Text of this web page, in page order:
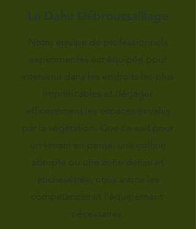
Le Dahu Débroussaillage
Notre équipe de professionnels
expérimentés est équipée pour
intervenir dans les endroits les plus
impraticables et dégager
efficacement les espaces envahis
par la végétation. Que ce soit pour
un terrain en pente, une colline
abrupte ou une zone dense et
enchevêtrée, nous avons les
compétences et l'équipement
nécessaires.